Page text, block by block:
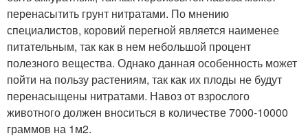
перенасытить грунт нитратами. По мнению
специалистов, коровий перегной является наименее
питательным, так как в нем небольшой процент
полезного вещества. Однако данная особенность может
пойти на пользу растениям, так как их плоды не будут
перенасыщены нитратами. Навоз от взрослого
животного должен вноситься в количестве 7000-10000
граммов на 1м2.